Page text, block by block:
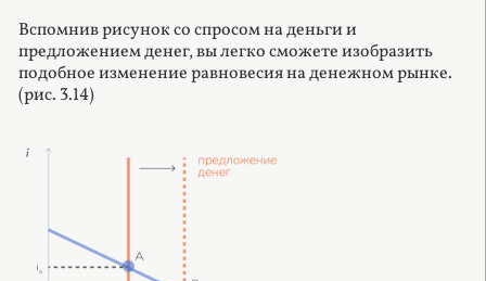
Вспомнив рисунок со спросом на деньги и
предложением денег, вы легко сможете изобразить
подобное изменение равновесия на денежном рынке.
(рис. 3.14)